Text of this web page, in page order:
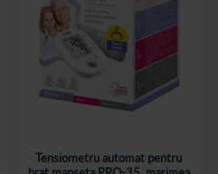
Tensiometru automat pentru